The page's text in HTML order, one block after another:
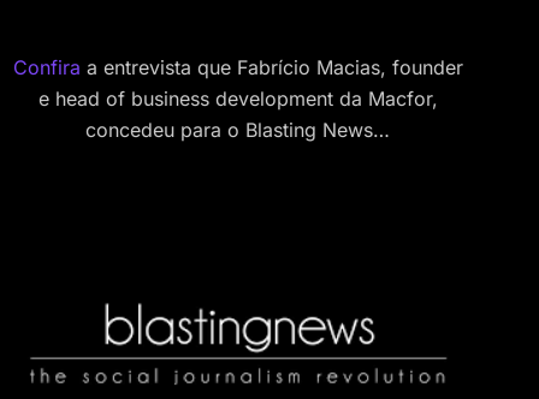
Confira a entrevista que Fabrício Macias, founder
e head of business development da Macfor,
concedeu para o Blasting News…